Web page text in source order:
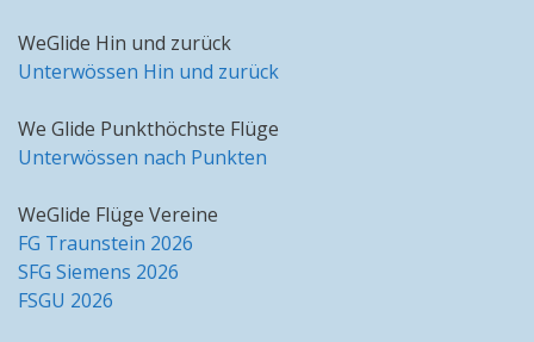
WeGlide Hin und zurück
Unterwössen Hin und zurück
We Glide Punkthöchste Flüge
Unterwössen nach Punkten
WeGlide Flüge Vereine
FG Traunstein 2026
SFG Siemens 2026
FSGU 2026